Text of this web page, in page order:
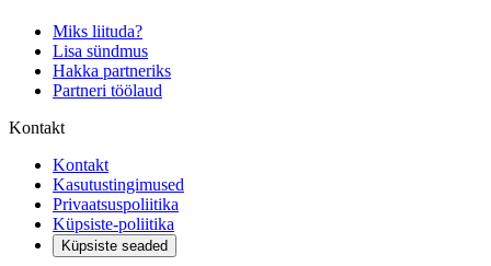
Miks liituda?
Lisa sündmus
Hakka partneriks
Partneri töölaud
Kontakt
Kontakt
Kasutustingimused
Privaatsuspoliitika
Küpsiste-poliitika
Küpsiste seaded